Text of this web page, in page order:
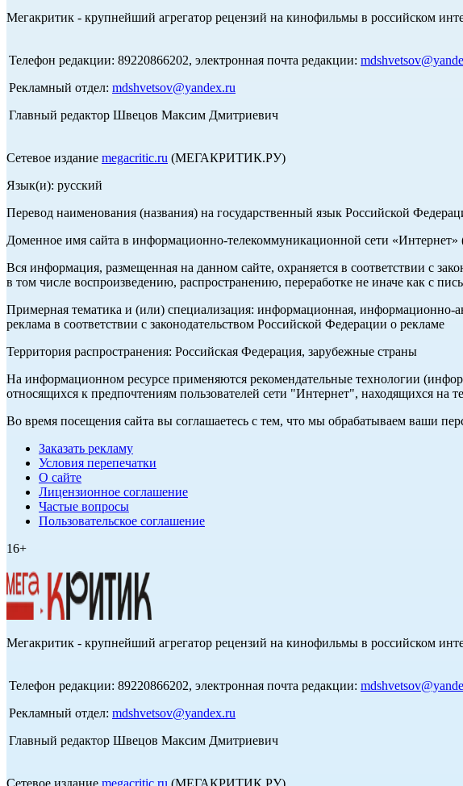
Мегакритик - крупнейший агрегатор рецензий на кинофильмы в российском
Телефон редакции: 89220866202, электронная почта редакции:
Рекламный отдел: mdshvetsov@yandex.ru
Главный редактор Швецов Максим Дмитриевич
Сетевое издание megacritic.ru (МЕГАКРИТИК.РУ)
Язык(и): русский
Перевод наименования (названия) на государственный язык Российской
Доменное имя сайта в информационно-телекоммуникационной сети «Интернет»
Вся информация, размещенная на данном сайте, охраняется в соответствии с
в том числе воспроизведению, распространению, переработке не иначе как с
Примерная тематика и (или) специализация: информационная, информационно-
реклама в соответствии с законодательством Российской Федерации о рекламе
Территория распространения: Российская Федерация, зарубежные страны
На информационном ресурсе применяются рекомендательные технологии
относящихся к предпочтениям пользователей сети "Интернет", находящихся на
Во время посещения сайта вы соглашаетесь с тем, что мы обрабатываем ваши
Заказать рекламу
Условия перепечатки
О сайте
Лицензионное соглашение
Частые вопросы
Пользовательское соглашение
16+
Мегакритик - крупнейший агрегатор рецензий на кинофильмы в российском
Телефон редакции: 89220866202, электронная почта редакции:
Рекламный отдел: mdshvetsov@yandex.ru
Главный редактор Швецов Максим Дмитриевич